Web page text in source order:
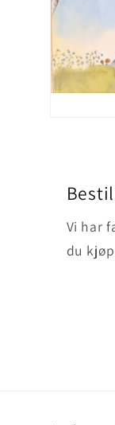
Vi har
du